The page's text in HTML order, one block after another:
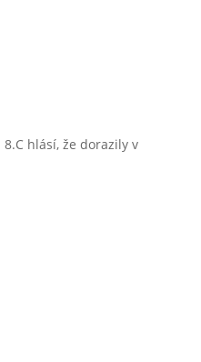
8.C hlásí, že dorazily v